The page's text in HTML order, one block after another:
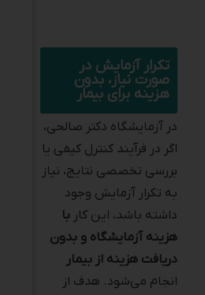
تکرار آزمایش در
صورت نیاز، بدون
هزینه برای بیمار
اگر در فرآیند کنترل کیفی یا
بررسی تخصصی نتایج، نیاز
به تکرار آزمایش وجود
داشته باشد، این کاربا
هزینه آزمایشگاه و بدون
دریافت هزینه از بیمار
انجام می‌شود. هدف از
این رویکرد، افزایش دقت،